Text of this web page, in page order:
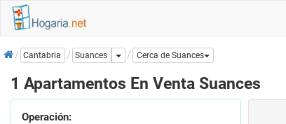
InicioCantabria Suances Dropdown
Cerca de Suances
1 Apartamentos En Venta Suances
Operación: